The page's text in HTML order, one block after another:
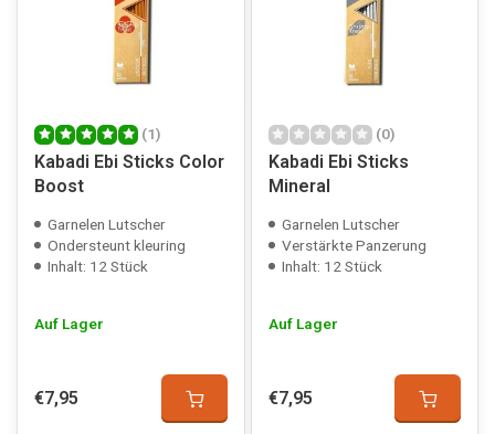
(1)
Kabadi Ebi Sticks Color
Boost
Garnelen Lutscher
Ondersteunt kleuring
Inhalt: 12 Stück
Auf Lager
€7,95
(0)
Kabadi Ebi Sticks
Mineral
Garnelen Lutscher
Verstärkte Panzerung
Inhalt: 12 Stück
Auf Lager
€7,95